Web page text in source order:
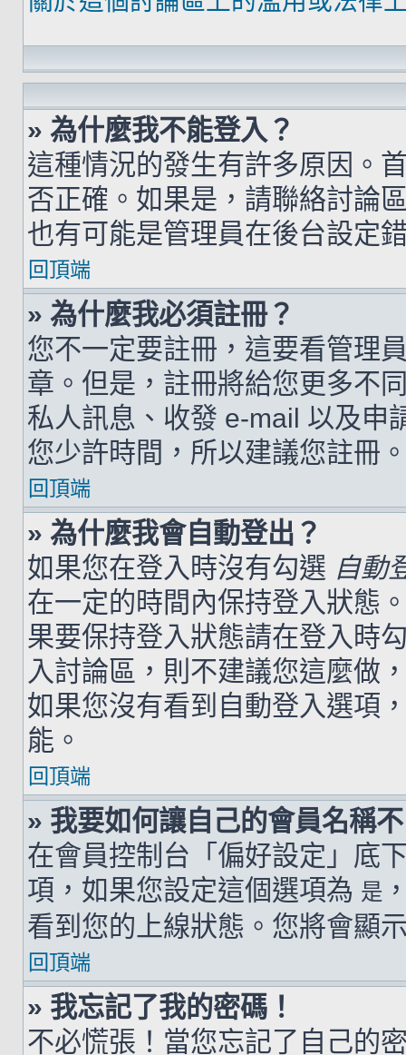
» 為什麼我不能登入？
這種情況的發生有許多原因。
否正確。如果是，請聯絡討論
也有可能是管理員在後台設定
回頂端
» 為什麼我必須註冊？
您不一定要註冊，這要看管理
章。但是，註冊將給您更多不
私人訊息、收發 e-mail 以及申
您少許時間，所以建議您註冊
回頂端
» 為什麼我會自動登出？
如果您在登入時沒有勾選 自動
在一定的時間內保持登入狀態
果要保持登入狀態請在登入時
入討論區，則不建議您這麼做
如果您沒有看到自動登入選項
能。
回頂端
» 我要如何讓自己的會員名稱
在會員控制台「偏好設定」底
項，如果您設定這個選項為 是
看到您的上線狀態。您將會顯
回頂端
» 我忘記了我的密碼！
不必慌張！當您忘記了自己的